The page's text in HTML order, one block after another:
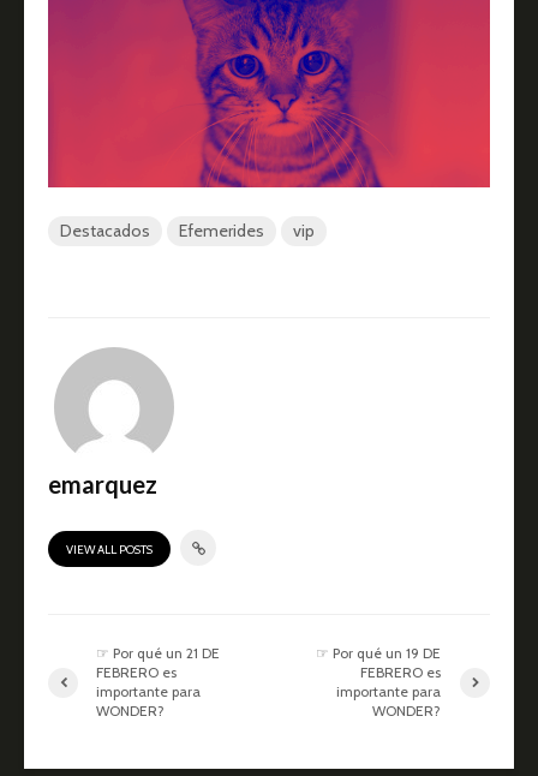
Destacados Efemerides vip
emarquez
VIEW ALL POSTS
☞ Por qué un 21 DE
FEBRERO es
importante para
WONDER?
☞ Por qué un 19 DE
FEBRERO es
importante para
WONDER?